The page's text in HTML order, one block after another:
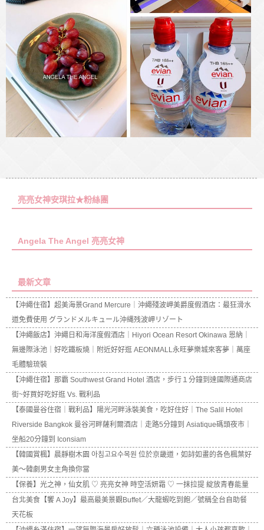
亮亮女神安琪拉★粉絲團
Angela The Angel 亮亮女神
最新文章
【沖繩住宿】超美海景Grand Mercure｜沖繩殘波岬美爵度假酒店：最狂滑水
道免費使用 グランドメルキュール沖縄残波岬リゾート
【沖繩飯店】沖繩日和海洋度假酒店｜Hiyori Ocean Resort Okinawa 恩納｜
無邊際泳池｜好吃鐵板燒｜附近好好逛 AEONMALL永旺夢樂城來客夢｜萬座
毛體驗琉裝
【沖繩住宿】那霸 Southwest Grand Hotel 酒店，步行１分鐘到達國際通商店
街~好買好吃好逛 Vs. 戰利品
【泰國曼谷住宿｜戰利品】陽光河畔泳裝美食，吃好住好｜The Salil Hotel
Riverside Bangkok 曼谷河畔薩利爾酒店｜走路5分鐘到 Asiatique碼頭夜市｜
坐船20分鐘到 Iconsiam
【韓國賞楓】晨靜樹木園 아침고요수목원 位於京畿道，如詩如畫的各色楓葉好
美～韓劇男女主角換你當
【保養】光之神，仙女肌 ♡ 亮亮女神 時空活妍霜 ♡ 一抹拉提 綻放青春能量
台北美食【饗 A Joy】最高最美景觀Buffet／大龍蝦吃到飽／號稱全台自助餐
天花板